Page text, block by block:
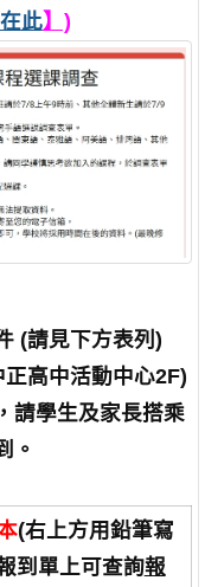
此】)
(請見下方表列)
高中活動中心2F)
請學生及家長搭乘
。
(右上方用鉛筆寫
到單上可查詢報